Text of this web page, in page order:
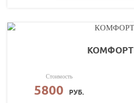
КОМФОРТ
Стоимость
5800 РУБ.